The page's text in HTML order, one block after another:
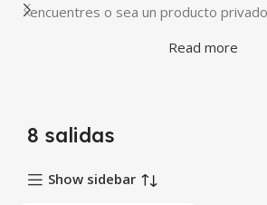
encuentres o sea un producto
Read more
8 salidas
Show sidebar